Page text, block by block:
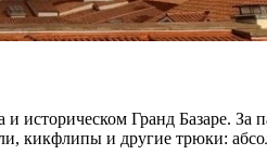
и историческом Гранд Базаре.
кикфлипы и другие трюки: